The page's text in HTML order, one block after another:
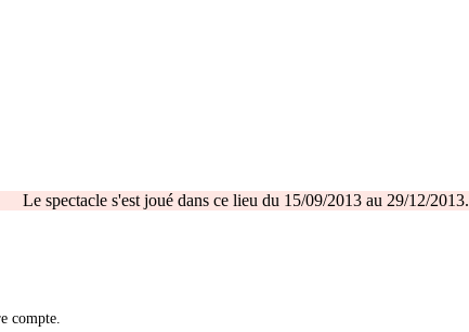
Le spectacle s'est joué dans ce lieu du 15/09/2013 au 29/12/2013.
compte.